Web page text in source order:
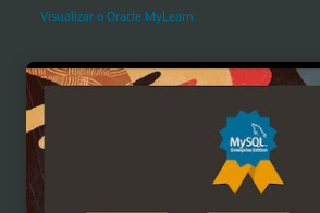
Visualizar o Oracle MyLearn